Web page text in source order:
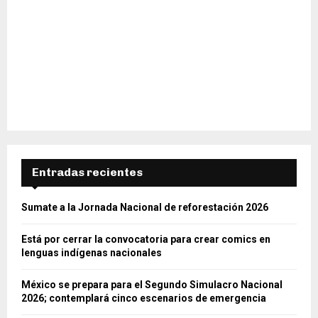
Entradas recientes
Sumate a la Jornada Nacional de reforestación 2026
Está por cerrar la convocatoria para crear comics en
lenguas indígenas nacionales
México se prepara para el Segundo Simulacro Nacional
2026; contemplará cinco escenarios de emergencia